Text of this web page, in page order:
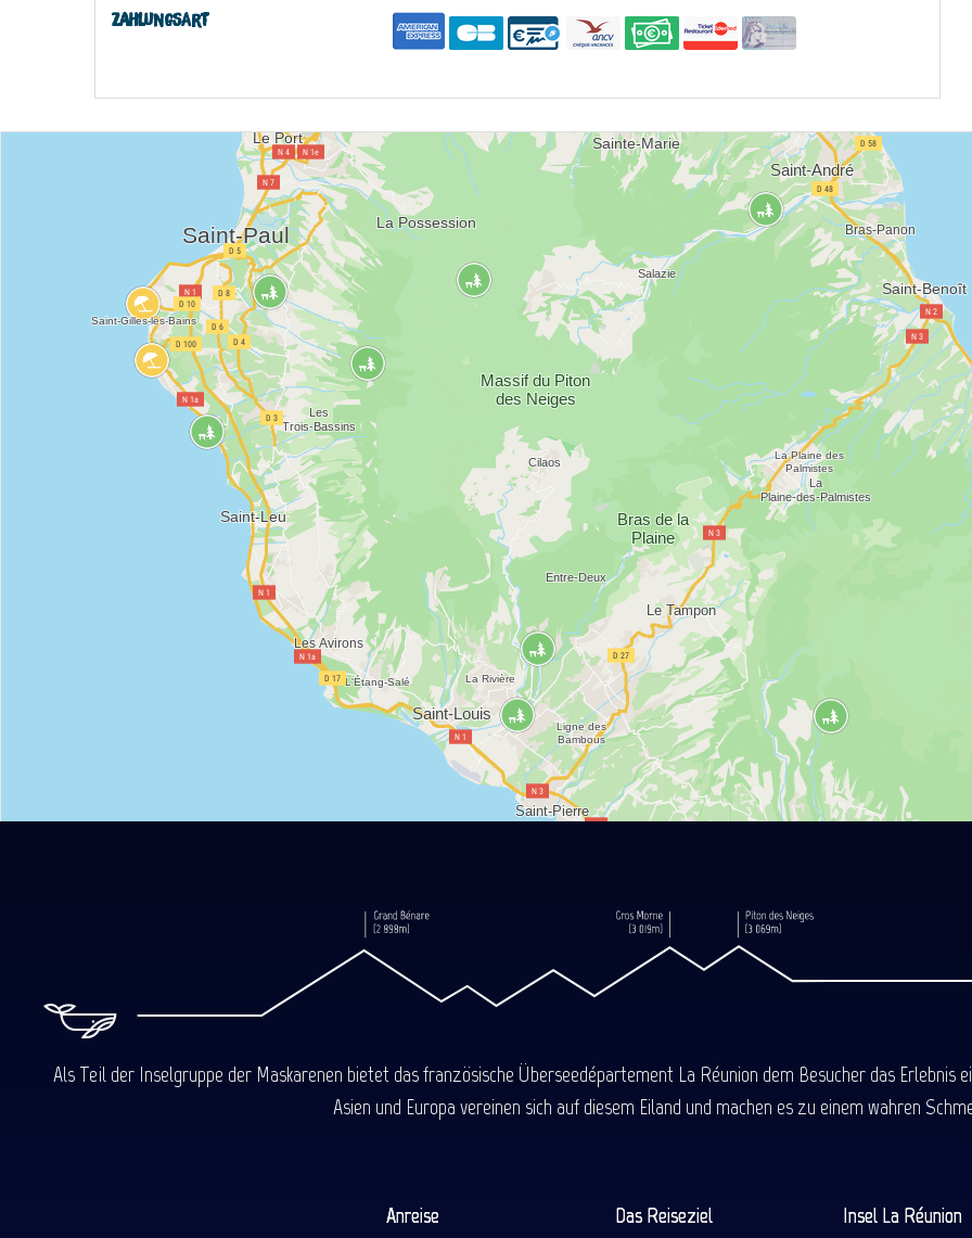
Zahlungsart
Als Teil der Inselgruppe der Maskarenen bietet das französische Überseedépartement La Réunion dem Besucher das Erlebnis
Asien und Europa vereinen sich auf diesem Eiland und machen es zu einem wahren
Anreise Das Reiseziel
Insel La Réunion